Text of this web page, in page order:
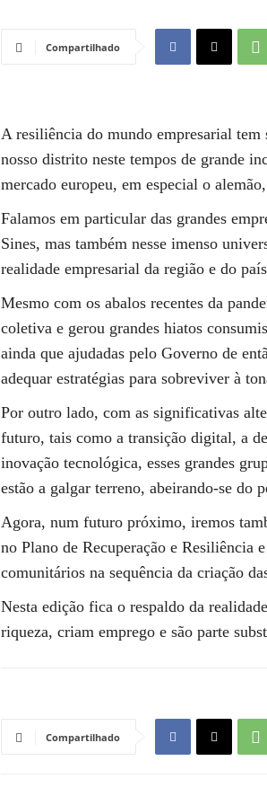
Compartilhado
A resiliência do mundo empresarial
nosso distrito neste tempos de grande
mercado europeu, em especial o
Falamos em particular das grandes
Sines, mas também nesse imenso
realidade empresarial da região e do
Mesmo com os abalos recentes da
coletiva e gerou grandes hiatos
ainda que ajudadas pelo Governo de
adequar estratégias para sobreviver à
Por outro lado, com as significativas
futuro, tais como a transição digital, a
inovação tecnológica, esses grandes
estão a galgar terreno, abeirando-se do
Agora, num futuro próximo, iremos
no Plano de Recuperação e Resiliência
comunitários na sequência da criação
Nesta edição fica o respaldo da
riqueza, criam emprego e são parte
Compartilhado